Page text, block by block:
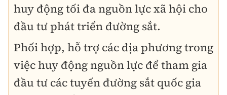
huy động tối đa nguồn lực xã hội cho
đầu tư phát triển đường sắt.
Phối hợp, hỗ trợ các địa phươngtrong
việc huy động nguồn lực để tham gia
đầu tư các tuyến đường sắt quốc gia